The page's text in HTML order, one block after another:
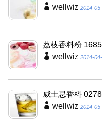
wellwiz 2014-
荔枝香料粉
wellwiz 2014-
威士忌香料
wellwiz 2014-